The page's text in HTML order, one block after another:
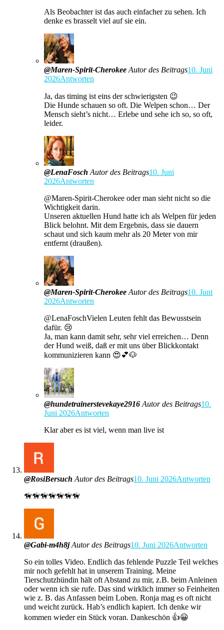
Als Beobachter ist das auch einfacher zu sehen. Ich
denke es brasselt viel auf sie ein.
@Maren-Spirit-Cherokee Autor des Beitrags10. Juni
2026Antworten
Ja, das timing ist eins der schwierigsten 😉
Die Hunde schauen so oft. Die Welpen schon… Der
Mensch sieht’s nicht… Erlebe und sehe ich so, so oft,
leider.
@LenaFosch Autor des Beitrags10. Juni
2026Antworten
​@Maren-Spirit-Cherokee oder man sieht nicht so die
Wichtigkeit darin.
Unseren aktuellen Hund hatte ich als Welpen für jeden
Blick belohnt. Mit dem Ergebnis, dass sie dauern
schaut und sich kaum mehr als 20 Meter von mir
entfernt (draußen).
@Maren-Spirit-Cherokee Autor des Beitrags10. Juni
2026Antworten
​@LenaFoschVielen Leuten fehlt das Bewusstsein
dafür. 😢
Ja, man kann damit sehr, sehr viel erreichen… Denn
der Hund weiß, daß er mit uns über Blickkontakt
kommunizieren kann 😍💕🐶
@hundetrainerstevekaye2916 Autor des Beitrags10.
Juni 2026Antworten
Klar aber es ist viel, wenn man live ist
@RosiBersuch Autor des Beitrags10. Juni 2026Antworten
🦮🦮🦮🦮🦮🦮🦮
@Gabi-m4h8j Autor des Beitrags10. Juni 2026Antworten
So ein tolles Video. Endlich das fehlende Puzzle Teil welches
mir noch gefehlt hat in unserem Training. Meine
Tierschutzhündin hält oft Abstand zu mir, z.B. beim Anleinen
oder wenn ich sie rufe. Das sind wirklich immer so Feinheiten
wie z. B. das Anfassen beim Loben. Ronja mag es oft nicht
und weicht zurück. Hab’s endlich kapiert. Ich denke wir
kommen wieder ein Stück voran. Dankeschön 👍😀